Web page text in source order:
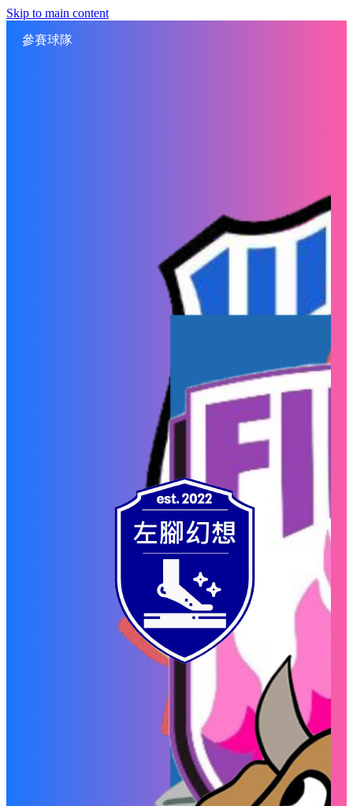
Skip to main content
參賽球隊